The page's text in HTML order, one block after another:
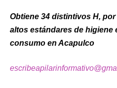
Obtiene 34 distintivos H,
altos estándares de higiene
consumo en Acapulco